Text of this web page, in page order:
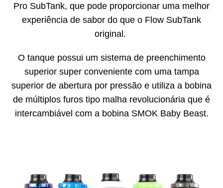
Pro SubTank, que pode proporcionar uma melhor
experiência de sabor do que o Flow SubTank
original.
O tanque possui um sistema de preenchimento
superior super conveniente com uma tampa
superior de abertura por pressão e utiliza a bobina
de múltiplos furos tipo malha revolucionária que é
intercambiável com a bobina SMOK Baby Beast.